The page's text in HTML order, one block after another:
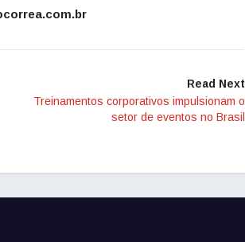
Read Next
Treinamentos corporativos impulsionam o
setor de eventos no Brasil